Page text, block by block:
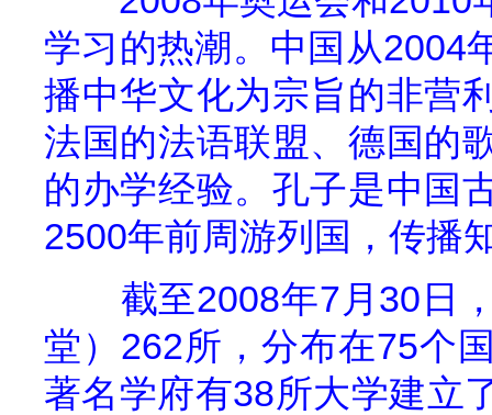
学习的热潮。中国从2004
播中华文化为宗旨的非营
法国的法语联盟、德国的
的办学经验。孔子是中国
2500年前周游列国，传播
截至2008年7 月 30 日
堂） 262所，分布在75个
著名学府有38所大学建立